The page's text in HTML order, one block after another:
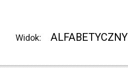
Widok: ALFABETYCZNY